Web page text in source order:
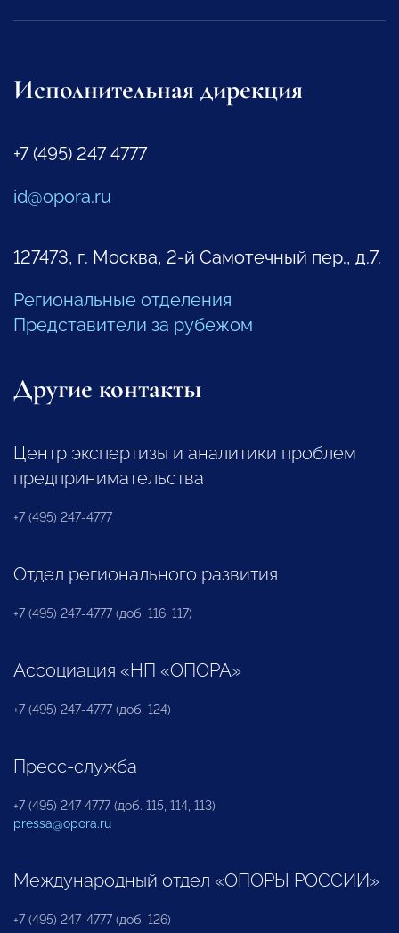
Исполнительная дирекция
+7 (495) 247 4777
id@opora.ru
127473, г. Москва, 2-й Самотечный пер., д.7.
Региональные отделения
Представители за рубежом
Другие контакты
Центр экспертизы и аналитики проблем
предпринимательства
+7 (495) 247-4777
Отдел регионального развития
+7 (495) 247-4777 (доб. 116, 117)
Ассоциация «НП «ОПОРА»
+7 (495) 247-4777 (доб. 124)
Пресс-служба
+7 (495) 247 4777 (доб. 115, 114, 113)
pressa@opora.ru
Международный отдел «ОПОРЫ РОССИИ»
+7 (495) 247-4777 (доб. 126)